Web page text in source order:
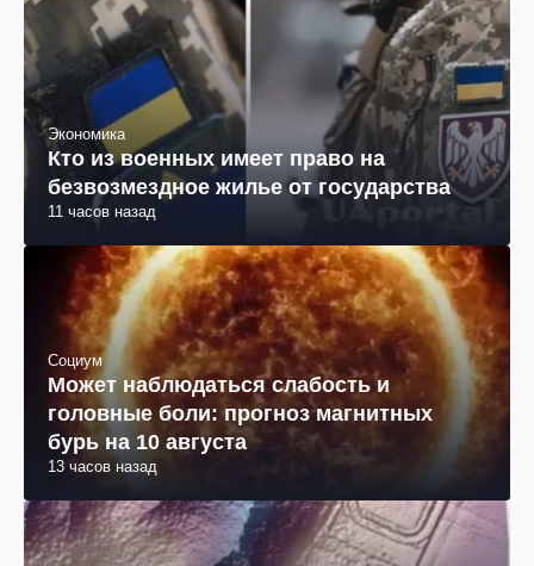
Экономика
Кто из военных имеет право на
безвозмездное жилье от государства
11 часов назад
Социум
Может наблюдаться слабость и
головные боли: прогноз магнитных
бурь на 10 августа
13 часов назад